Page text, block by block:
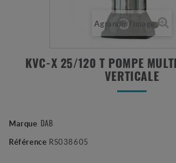
Agrandir l'image
KVC-X 25/120 T POMPE
VERTICALE
Marque DAB
Référence RS038605